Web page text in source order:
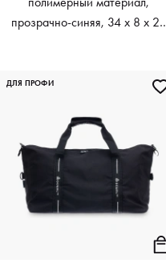
прозрачно-синяя, 34 х 8 х 22
ДЛЯ ПРОФИ